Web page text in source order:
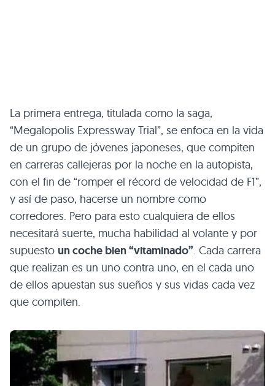
La primera entrega, titulada como la saga,
“Megalopolis Expressway Trial”, se enfoca en la vida
de un grupo de jóvenes japoneses, que compiten
en carreras callejeras por la noche en la autopista,
con el fin de “romper el récord de velocidad de F1”,
y así de paso, hacerse un nombre como
corredores. Pero para esto cualquiera de ellos
necesitará suerte, mucha habilidad al volante y por
supuesto un coche bien “vitaminado”. Cada carrera
que realizan es un uno contra uno, en el cada uno
de ellos apuestan sus sueños y sus vidas cada vez
que compiten.